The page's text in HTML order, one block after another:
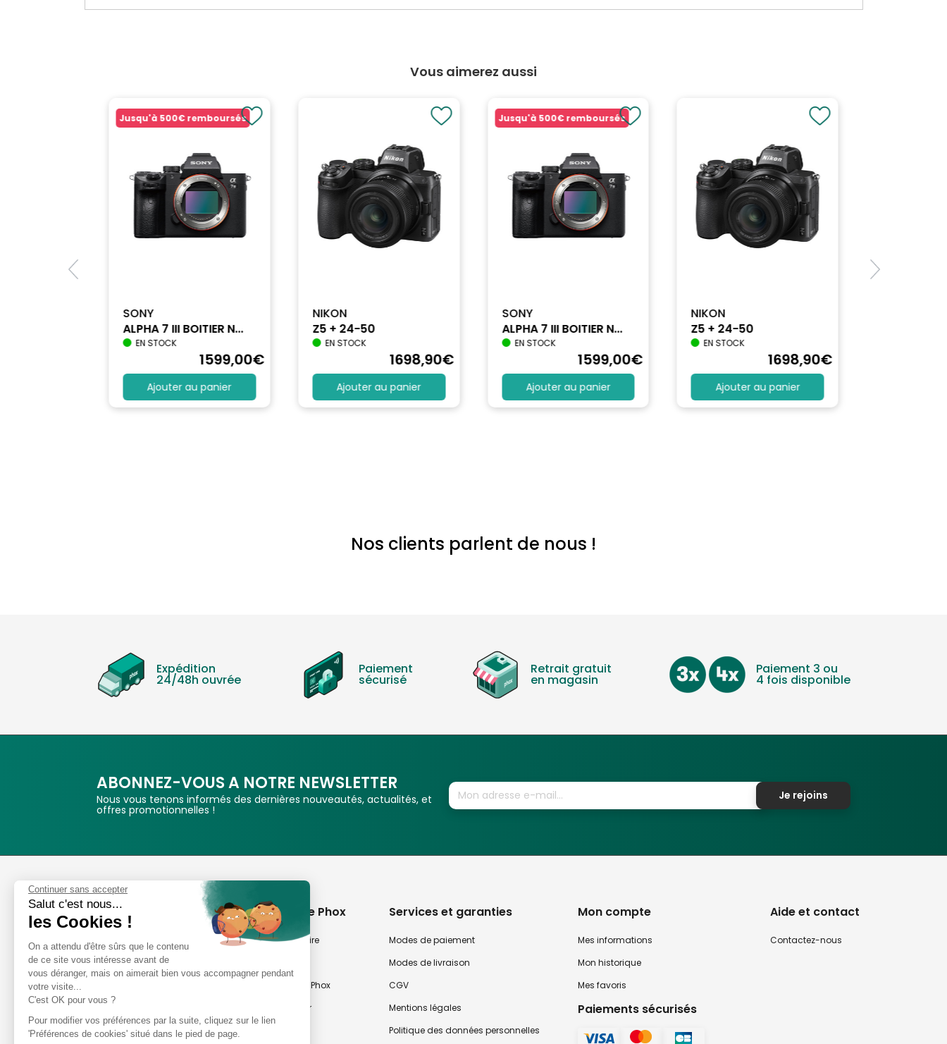
Vous aimerez aussi
Jusqu'à 500€ remboursés
SONY
ALPHA 7 III BOITIER N...
EN STOCK
1599,00€
Ajouter au panier
NIKON
Z5 + 24-50
EN STOCK
1698,90€
Ajouter au panier
Jusqu'à 500€ remboursés
SONY
ALPHA 7 III BOITIER N...
EN STOCK
1599,00€
Ajouter au panier
NIKON
Z5 + 24-50
EN STOCK
1698,90€
Ajouter au panier
Nos clients parlent de nous !
Expédition
24/48h ouvrée
Paiement
sécurisé
Retrait gratuit
en magasin
Paiement 3 ou
4 fois disponible
ABONNEZ-VOUS A NOTRE NEWSLETTER
Nous vous tenons informés des dernières nouveautés, actualités, et
offres promotionnelles !
Je rejoins
Phox
Spécialiste de l'image
Suivez-nous
Avis clients
8,2/10 Avis vérifiés
L'Appli Phox
A propos de Phox
Notre savoir-faire
Nos magasins Phox
Notre newsletter
Services et garanties
Modes de paiement
Modes de livraison
CGV
Mentions légales
Politique des données personnelles
Mon compte
Mes informations
Mon historique
Mes favoris
Paiements sécurisés
Aide et contact
Contactez-nous
Continuer sans accepter
Salut c'est nous...
les Cookies !
On a attendu d'être sûrs que le contenu
de ce site vous intéresse avant de
vous déranger, mais on aimerait bien vous accompagner pendant
votre visite...
C'est OK pour vous ?
Pour modifier vos préférences par la suite, cliquez sur le lien
'Préférences de cookies' situé dans le pied de page.